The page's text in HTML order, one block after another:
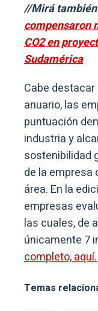
//Mirá
compensaron
CO2 en
Sudamérica
Cabe
anuario, las
puntuación
industria y
sostenibilidad
de la empresa
área. En la
empresas
las cuales, de
únicamente 7
completo, aquí.
Temas